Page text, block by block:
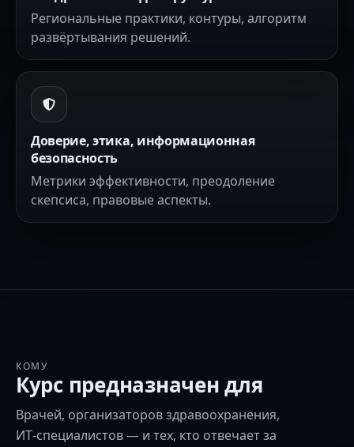
Региональные практики, контуры, алгоритм
развёртывания решений.
Доверие, этика, информационная
безопасность
Метрики эффективности, преодоление
скепсиса, правовые аспекты.
КОМУ
Курс предназначен для
Врачей, организаторов здравоохранения,
ИТ‑специалистов — и тех, кто отвечает за